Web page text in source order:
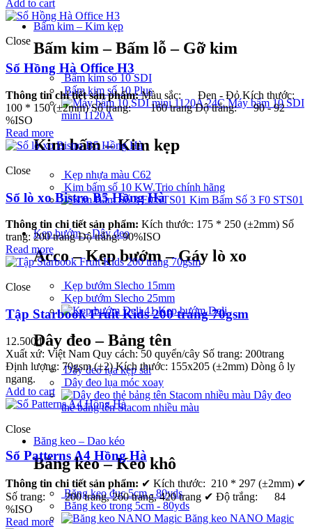
Bấm kim – Kim kẹp
Bấm kim – Bấm lỗ – Gỡ kim
Bấm kim số 10 SDI
Bấm kim số 10 Plus
Máy bấm 10 SDI
mini 1120A
Kim bấm – Kim kẹp
Kẹp nhựa màu C62
Kim bấm số 10 KW.Trio chính hãng
Kim Bấm Số 3 F0 STS01
Kẹp bướm – Dây đeo
Acco – Kẹp bướm – Gáy lò xo
Kẹp bướm Slecho 15mm
Kẹp bướm Slecho 25mm
Kẹp bướm Deli
Dây đeo – Bảng tên
Dây đeo lụa kẹp sắt
Dây đeo lụa móc xoay
Dây đeo
thẻ bảng tên Stacom nhiều màu
Băng keo – Dao kéo
Băng keo – Keo khô
Băng keo đục 5cm - 80yds
Băng keo trong 5cm - 80yds
Băng keo NANO Magic
Add to cart
Close
Sổ Hồng Hà Office H3
Thông tin chi tiết sản phẩm:Màu sắc: Đen - Đỏ Kích thước:
100 * 150 (±2mm) Số trang: 160 trang Độ trắng: 90 - 92
%ISO
Read more
Close
Sổ lò xo Bistro B5 Hồng Hà
Thông tin chi tiết sản phẩm: Kích thước: 175 * 250 (±2mm) Số
trang: 200 trang Độ trắng: 90%ISO
Read more
Close
Tập Starbook Fruit Kids 200 trang 70gsm
12.500₫
Xuất xứ: Việt Nam Quy cách: 50 quyển/cây Số trang: 200trang
Định lượng: 70gsm (±2) Kích thước: 155x205 (±2mm) Dòng ô ly
ngang.
Add to cart
Close
Sổ Patterns A4 Hồng Hà
Thông tin chi tiết sản phẩm: ✔ Kích thước: 210 * 297 (±2mm) ✔
Số trang: 200 trang, 260 trang, 420 trang ✔ Độ trắng: 84
%ISO
Read more